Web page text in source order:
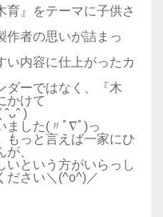
育』をテーマに子供さ
作者の思いが詰まっ
い内容に仕上がったカ
ダーではなく、『木
かけて
)
ました(〃ﾟ∇ﾟ)っ
もっと言えば一家にひ
、
いという方がいらっし
ださい＼(^o^)／